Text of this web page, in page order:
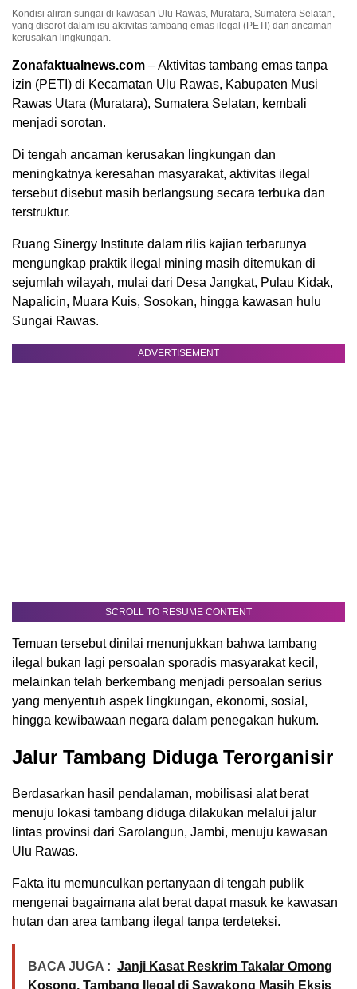
Kondisi aliran sungai di kawasan Ulu Rawas, Muratara, Sumatera Selatan,
yang disorot dalam isu aktivitas tambang emas ilegal (PETI) dan ancaman
kerusakan lingkungan.
Zonafaktualnews.com – Aktivitas tambang emas tanpa
izin (PETI) di Kecamatan Ulu Rawas, Kabupaten Musi
Rawas Utara (Muratara), Sumatera Selatan, kembali
menjadi sorotan.
Di tengah ancaman kerusakan lingkungan dan
meningkatnya keresahan masyarakat, aktivitas ilegal
tersebut disebut masih berlangsung secara terbuka dan
terstruktur.
Ruang Sinergy Institute dalam rilis kajian terbarunya
mengungkap praktik ilegal mining masih ditemukan di
sejumlah wilayah, mulai dari Desa Jangkat, Pulau Kidak,
Napalicin, Muara Kuis, Sosokan, hingga kawasan hulu
Sungai Rawas.
ADVERTISEMENT
SCROLL TO RESUME CONTENT
Temuan tersebut dinilai menunjukkan bahwa tambang
ilegal bukan lagi persoalan sporadis masyarakat kecil,
melainkan telah berkembang menjadi persoalan serius
yang menyentuh aspek lingkungan, ekonomi, sosial,
hingga kewibawaan negara dalam penegakan hukum.
Jalur Tambang Diduga Terorganisir
Berdasarkan hasil pendalaman, mobilisasi alat berat
menuju lokasi tambang diduga dilakukan melalui jalur
lintas provinsi dari Sarolangun, Jambi, menuju kawasan
Ulu Rawas.
Fakta itu memunculkan pertanyaan di tengah publik
mengenai bagaimana alat berat dapat masuk ke kawasan
hutan dan area tambang ilegal tanpa terdeteksi.
BACA JUGA : Janji Kasat Reskrim Takalar Omong
Kosong, Tambang Ilegal di Sawakong Masih Eksis